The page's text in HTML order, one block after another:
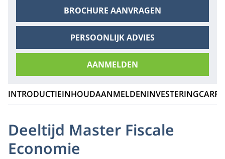
BROCHURE AANVRAGEN
PERSOONLIJK ADVIES
AANMELDEN
INTRODUCTIEINHOUDAANMELDENINVESTERING
Deeltijd Master Fiscale
Economie